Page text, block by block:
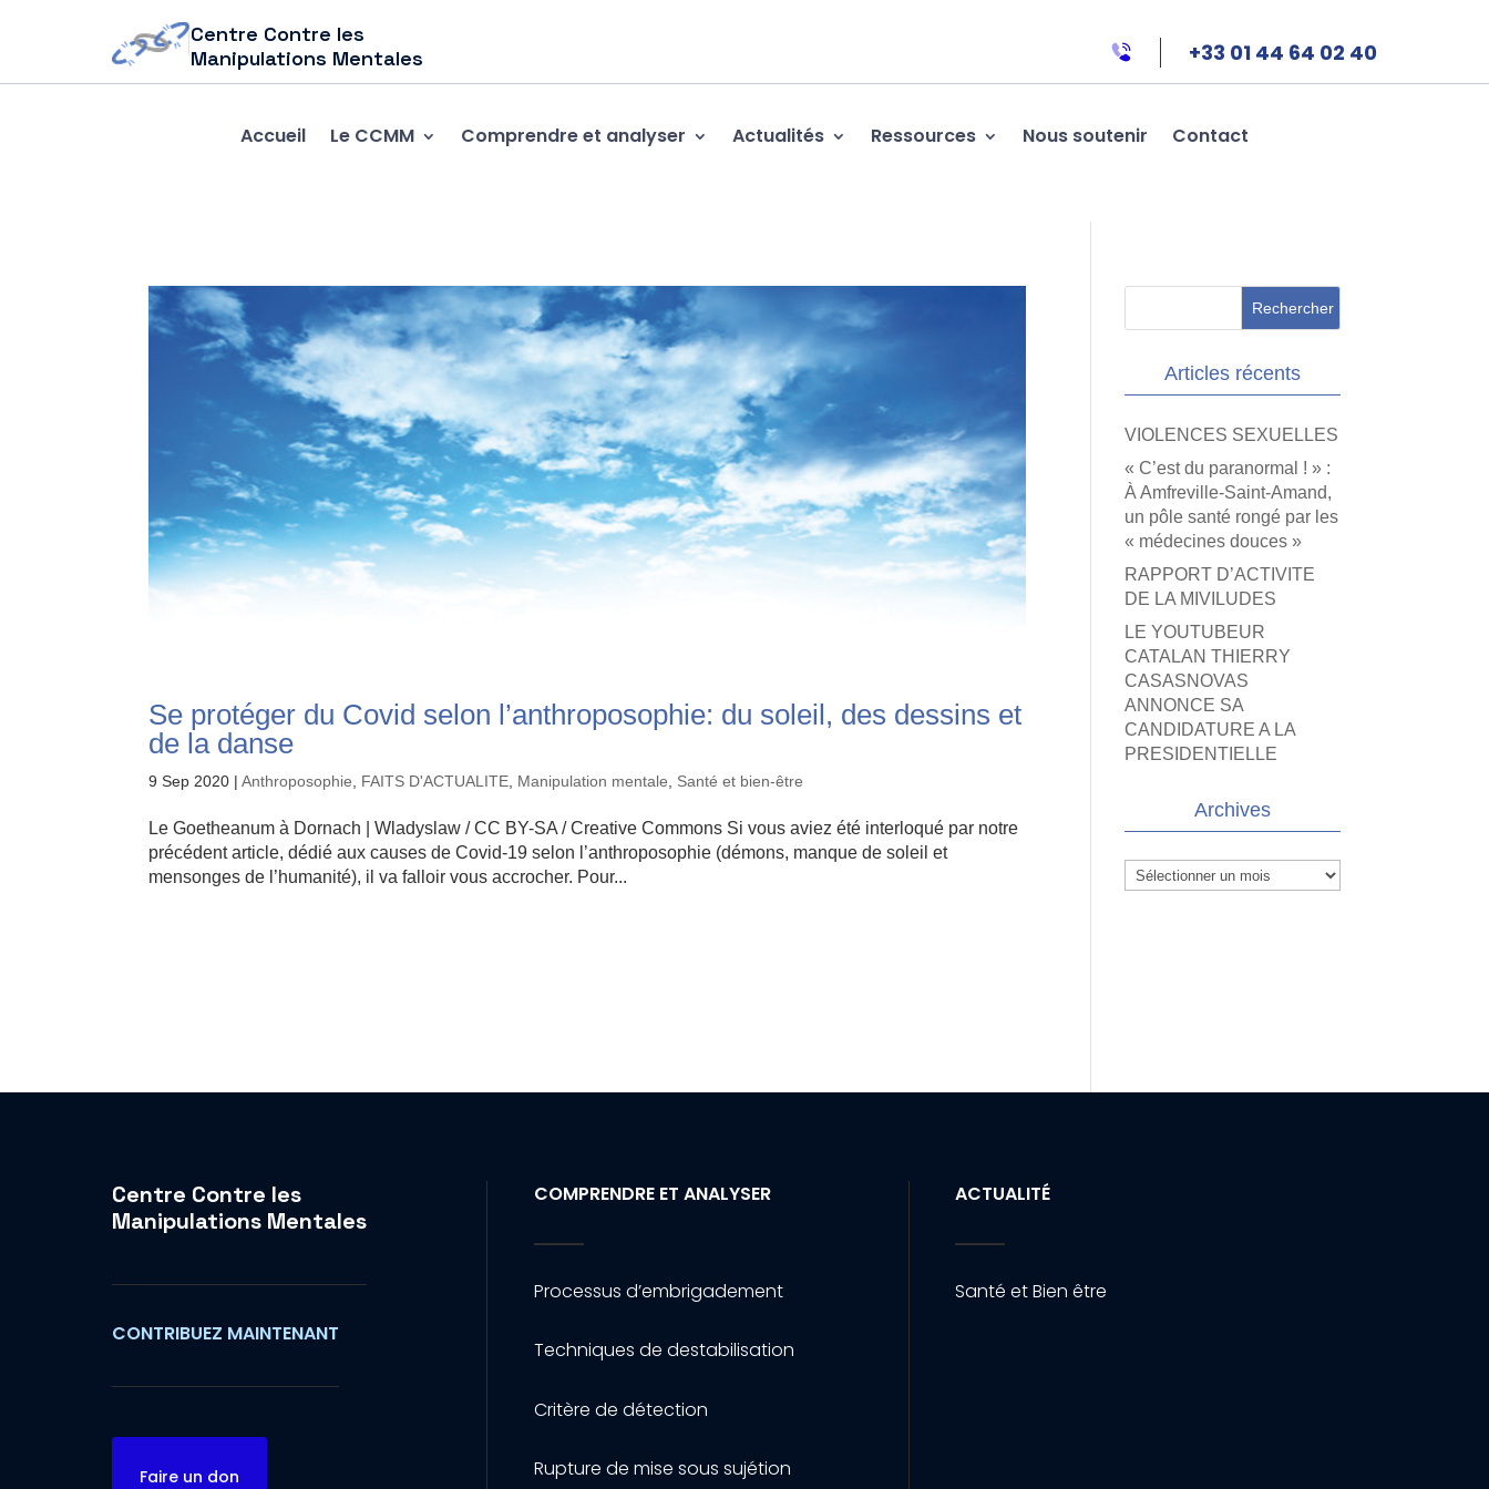
Centre Contre les
Manipulations Mentales
+33 01 44 64 02 40
Accueil Le CCMM Comprendre et analyser Actualités Ressources Nous soutenir Contact
Se protéger du Covid selon l’anthroposophie: du soleil, des dessins et
de la danse
9 Sep 2020 |Anthroposophie FAITS D'ACTUALITE Manipulation mentale Santé et bien-être
Le Goetheanum à Dornach | Wladyslaw / CC BY-SA / Creative Commons Si vous aviez été interloqué par notre
précédent article, dédié aux causes de Covid-19 selon l’anthroposophie (démons, manque de soleil et
mensonges de l’humanité), il va falloir vous accrocher. Pour...
Articles récents
VIOLENCES SEXUELLES
« C’est du paranormal ! » :
À Amfreville-Saint-Amand,
un pôle santé rongé par les
« médecines douces »
RAPPORT D’ACTIVITE
DE LA MIVILUDES
LE YOUTUBEUR
CATALAN THIERRY
CASASNOVAS
ANNONCE SA
CANDIDATURE A LA
PRESIDENTIELLE
Archives
Archives
Centre Contre les
Manipulations Mentales
CONTRIBUEZ MAINTENANT
Faire un don
COMPRENDRE ET ANALYSER
Processus d’embrigadement
Techniques de destabilisation
Critère de détection
Rupture de mise sous sujétion
ACTUALITÉ
Santé et Bien être